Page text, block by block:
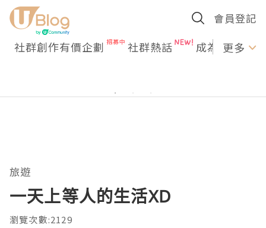
會員登記
社群創作有價企劃 社群熱話 成為U更多
旅遊
一天上等人的生活XD
瀏覽次數:2129